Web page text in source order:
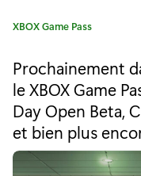
C
é
g
o
i
e
XBOX Game Pass
Prochainement
le XBOX Game
Day Open Beta,
et bien plus